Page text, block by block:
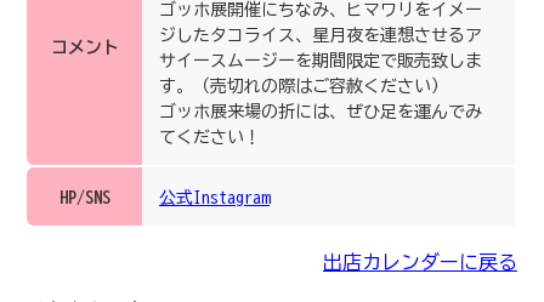
コメント
ゴッホ展開催にちなみ、ヒマワリをイメー
ジしたタコライス、星月夜を連想させるア
サイースムージーを期間限定で販売致しま
す。（売切れの際はご容赦ください）
ゴッホ展来場の折には、ぜひ足を運んでみ
てください！
HP/SNS 公式Instagram
出店カレンダーに戻る